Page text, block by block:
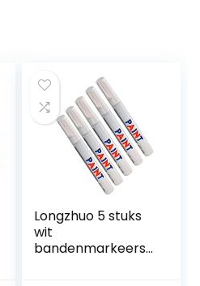
Longzhuo 5 stuks
wit
bandenmarkeersti